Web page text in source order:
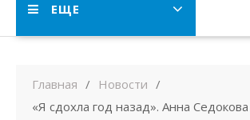
ЕЩЕ
Главная
Новости
«Я сдохла год назад». Анна